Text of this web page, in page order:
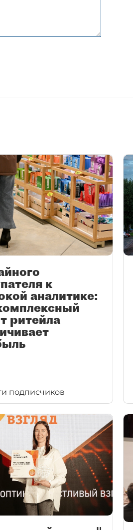
к
аналитике:
ритейла
подписчиков